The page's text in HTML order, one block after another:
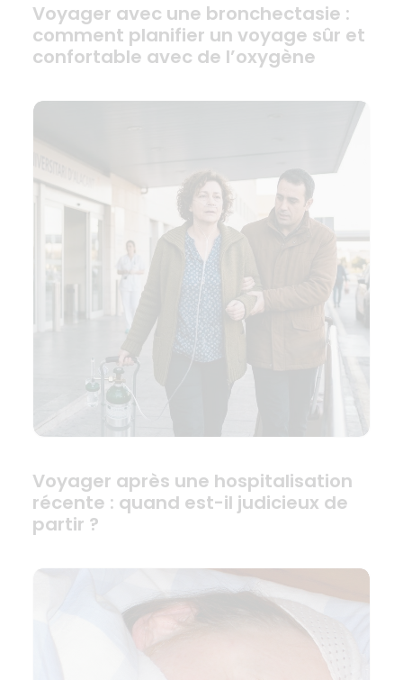
Voyager avec une bronchectasie :
comment planifier un voyage sûr et
confortable avec de l’oxygène
Voyager après une hospitalisation
récente : quand est-il judicieux de
partir ?